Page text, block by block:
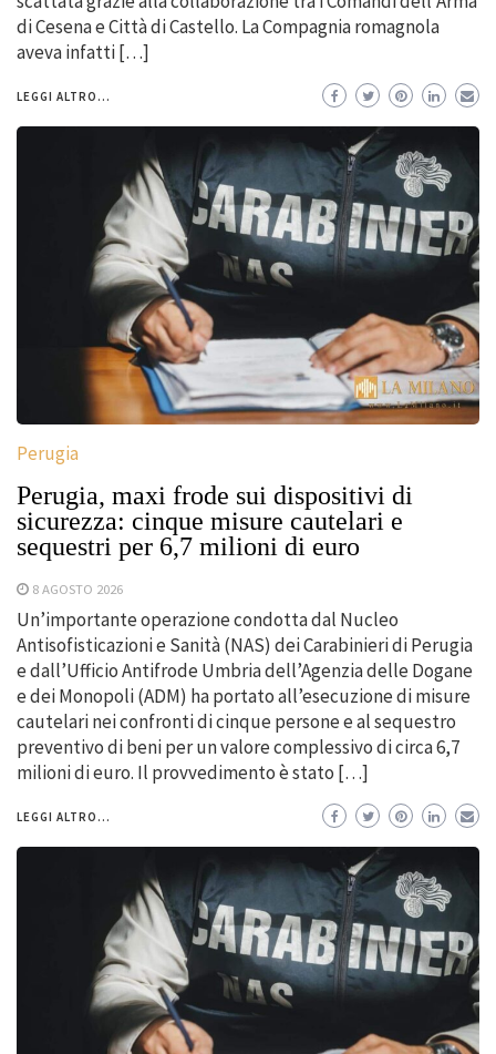
di Cesena e Città di Castello. La Compagnia romagnola
aveva infatti […]
LEGGI ALTRO...
Perugia
Perugia, maxi frode sui dispositivi di
sicurezza: cinque misure cautelari e
sequestri per 6,7 milioni di euro
8 AGOSTO 2026
Un’importante operazione condotta dal Nucleo
Antisofisticazioni e Sanità (NAS) dei Carabinieri di Perugia
e dall’Ufficio Antifrode Umbria dell’Agenzia delle Dogane
e dei Monopoli (ADM) ha portato all’esecuzione di misure
cautelari nei confronti di cinque persone e al sequestro
preventivo di beni per un valore complessivo di circa 6,7
milioni di euro. Il provvedimento è stato […]
LEGGI ALTRO...